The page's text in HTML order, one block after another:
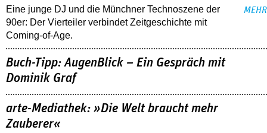
Eine junge DJ und die Münchner Technoszene der
90er: Der Vierteiler verbindet Zeitgeschichte mit
Coming-of-Age.
MEHR
Buch-Tipp: AugenBlick – Ein Gespräch mit
Dominik Graf
arte-Mediathek: »Die Welt braucht mehr
Zauberer«